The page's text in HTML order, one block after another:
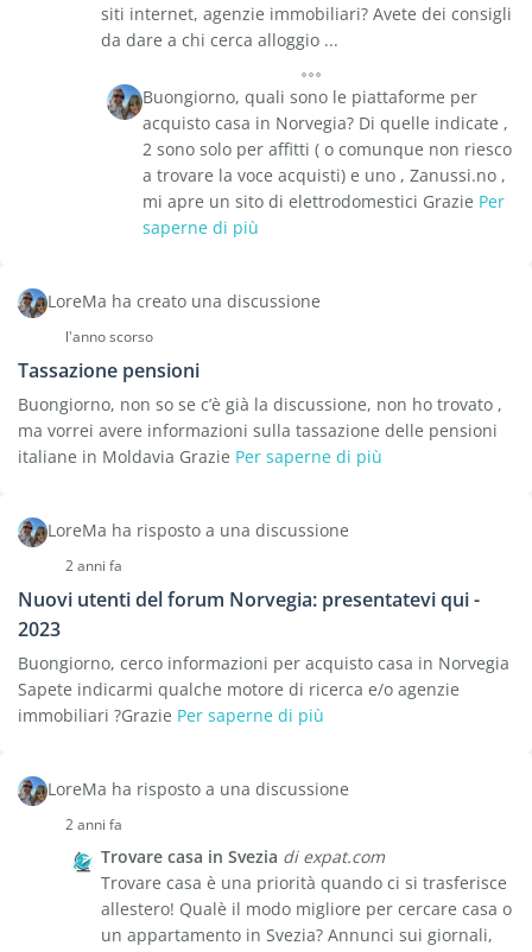
siti internet, agenzie immobiliari? Avete dei consigli
da dare a chi cerca alloggio ...
Buongiorno, quali sono le piattaforme per
acquisto casa in Norvegia? Di quelle indicate ,
2 sono solo per affitti ( o comunque non riesco
a trovare la voce acquisti) e uno , Zanussi.no ,
mi apre un sito di elettrodomestici Grazie Per
saperne di più
LoreMa ha creato una discussione
l'anno scorso
Tassazione pensioni
Buongiorno, non so se c’è già la discussione, non ho trovato ,
ma vorrei avere informazioni sulla tassazione delle pensioni
italiane in Moldavia Grazie Per saperne di più
LoreMa ha risposto a una discussione
2 anni fa
Nuovi utenti del forum Norvegia: presentatevi qui -
2023
Buongiorno, cerco informazioni per acquisto casa in Norvegia
Sapete indicarmi qualche motore di ricerca e/o agenzie
immobiliari ?Grazie Per saperne di più
LoreMa ha risposto a una discussione
2 anni fa
Trovare casa in Svezia di expat.com
Trovare casa è una priorità quando ci si trasferisce
allestero! Qualè il modo migliore per cercare casa o
un appartamento in Svezia? Annunci sui giornali,